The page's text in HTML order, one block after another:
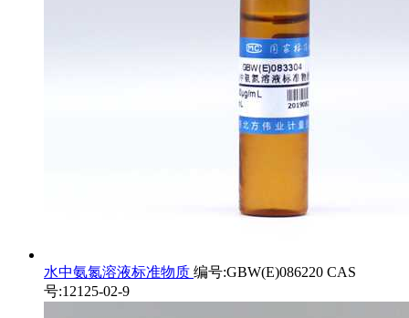
水中氨氮溶液标准物质 编号:GBW(E)086220 CAS
号:12125-02-9